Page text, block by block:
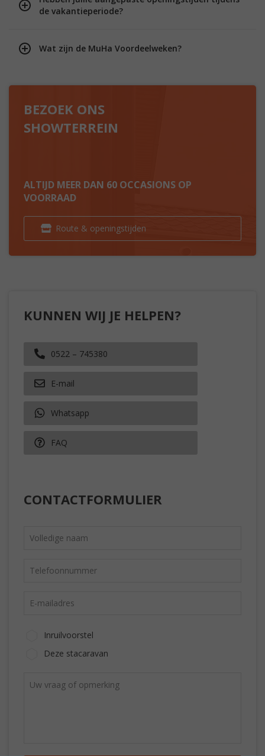
de vakantieperiode?
Wat zijn de MuHa Voordeelweken?
BEZOEK ONS
SHOWTERREIN
ALTIJD MEER DAN 60 OCCASIONS OP
VOORRAAD
Route & openingstijden
KUNNEN WIJ JE HELPEN?
0522 – 745380
E-mail
Whatsapp
FAQ
CONTACTFORMULIER
Inruilvoorstel
Deze stacaravan